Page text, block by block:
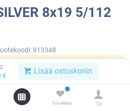
€ Lisää ostoskoriin
0
Toivelista Tili
8x19 5/112
913348
kelvollista yhdistelmää.